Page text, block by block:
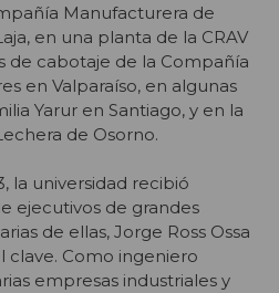
Manufacturera de
en una planta de la CRAV
de cabotaje de la Compañía
en Valparaíso, en algunas
Yarur en Santiago, y en la
de Osorno.
la universidad recibió
ejecutivos de grandes
de ellas, Jorge Ross Ossa
Como ingeniero
empresas industriales y